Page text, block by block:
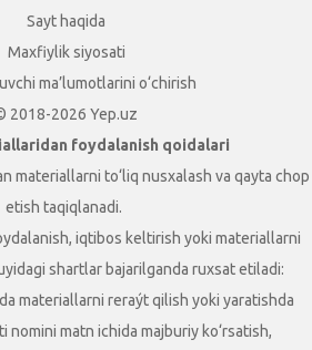
Sayt haqida
Maxfiylik siyosati
ma’lumotlarini o‘chirish
2018-2026 Yep.uz
foydalanish qoidalari
materiallarni to‘liq nusxalash va qayta chop
etish taqiqlanadi.
iqtibos keltirish yoki materiallarni
shartlar bajarilganda ruxsat etiladi:
materiallarni reraýt qilish yoki yaratishda
nomini matn ichida majburiy ko‘rsatish,